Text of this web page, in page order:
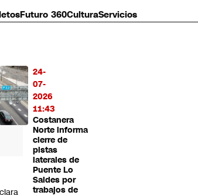
Futuro 360CulturaServicios
24-
07-
2026
11:43
Costanera
Norte informa
cierre de
pistas
laterales de
Puente Lo
Saldes por
trabajos de